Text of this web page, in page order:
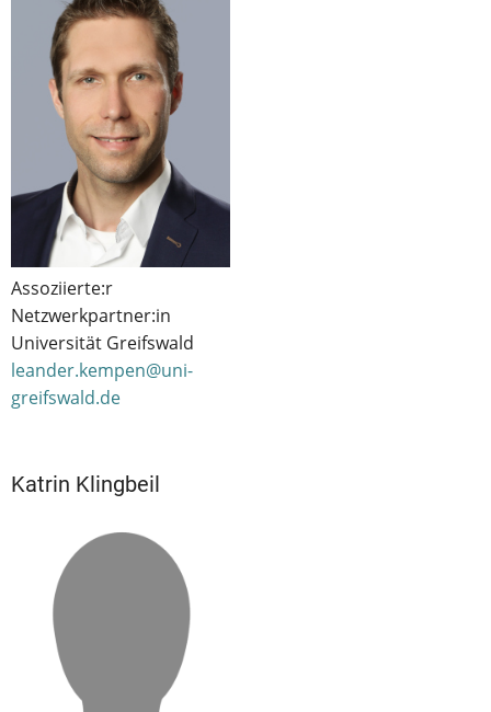
Assoziierte:r
Netzwerkpartner:in
Universität Greifswald
leander.kempen@uni-
greifswald.de
Katrin Klingbeil